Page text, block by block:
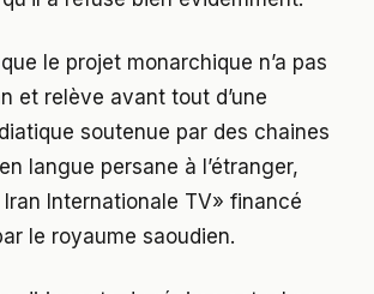
le projet monarchique n’a pas
et relève avant tout d’une
soutenue par des chaines
langue persane à l’étranger,
Internationale TV» financé
le royaume saoudien.